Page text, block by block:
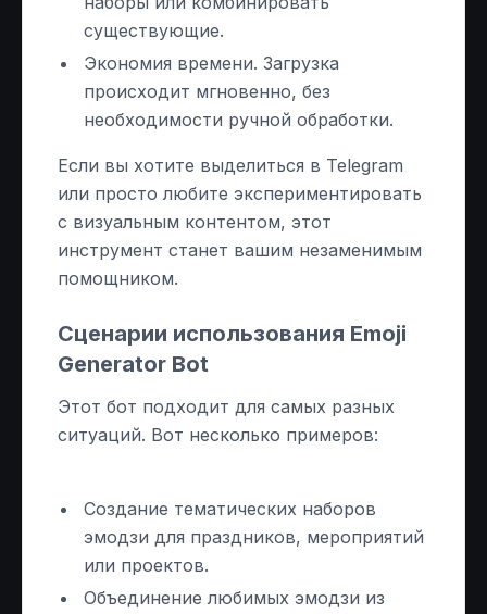
существующие.
Экономия времени. Загрузка
происходит мгновенно, без
необходимости ручной обработки.
Если вы хотите выделиться в Telegram
или просто любите экспериментировать
с визуальным контентом, этот
инструмент станет вашим незаменимым
помощником.
Сценарии использования Emoji
Generator Bot
Этот бот подходит для самых разных
ситуаций. Вот несколько примеров:
Создание тематических наборов
эмодзи для праздников, мероприятий
или проектов.
Объединение любимых эмодзи из